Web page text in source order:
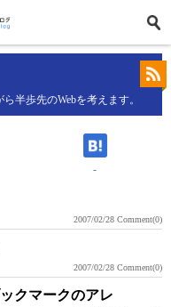
半歩先のWebを考えます。
-
2007/02/28 Comment(0)
2007/02/28 Comment(0)
クマークのアレ